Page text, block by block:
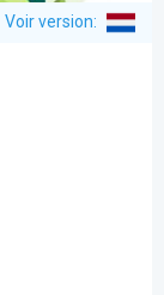
Voir version: